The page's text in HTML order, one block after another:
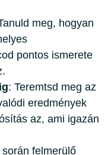
meg, hogyan
pontos ismerete
: Teremtsd meg az
eredmények
az, ami igazán
során felmerülő